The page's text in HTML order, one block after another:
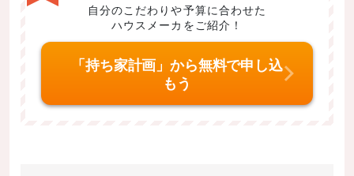
自分のこだわりや予算に合わせた
ハウスメーカをご紹介！
「持ち家計画」から無料で申し込
もう